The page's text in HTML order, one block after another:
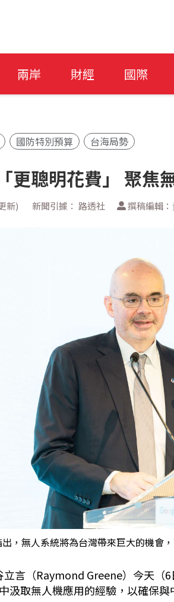
兩岸 財經 國際
國防特別預算 台海局勢
更聰明花費」 聚焦
新) 新聞引據： 路透社 撰稿編輯
，無人系統將為台灣帶來巨大的機會
言（Raymond Greene）今天（
汲取無人機應用的經驗，以確保與